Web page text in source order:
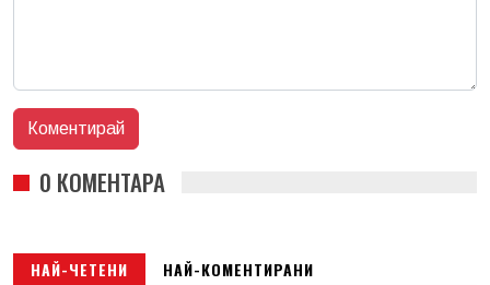
0 КОМЕНТАРА
НАЙ-ЧЕТЕНИ НАЙ-КОМЕНТИРАНИ